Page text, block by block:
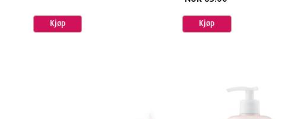
Kjøp Kjøp